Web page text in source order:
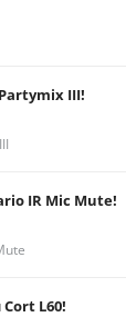
III!
IR Mic Mute!
L60!